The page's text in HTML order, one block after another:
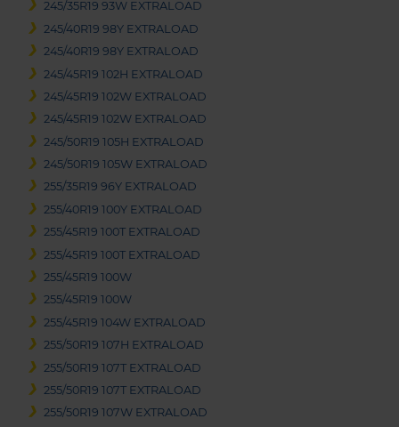
245/35R19 93W EXTRALOAD
245/40R19 98Y EXTRALOAD
245/40R19 98Y EXTRALOAD
245/45R19 102H EXTRALOAD
245/45R19 102W EXTRALOAD
245/45R19 102W EXTRALOAD
245/50R19 105H EXTRALOAD
245/50R19 105W EXTRALOAD
255/35R19 96Y EXTRALOAD
255/40R19 100Y EXTRALOAD
255/45R19 100T EXTRALOAD
255/45R19 100T EXTRALOAD
255/45R19 100W
255/45R19 100W
255/45R19 104W EXTRALOAD
255/50R19 107H EXTRALOAD
255/50R19 107T EXTRALOAD
255/50R19 107T EXTRALOAD
255/50R19 107W EXTRALOAD